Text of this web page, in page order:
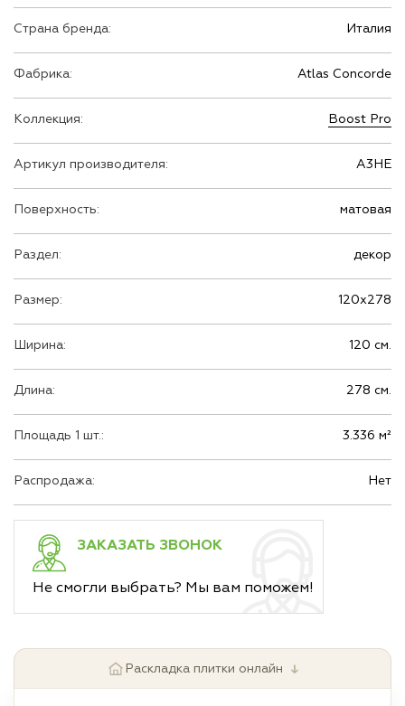
Страна бренда: Италия
Фабрика: Atlas Concorde
Коллекция: Boost Pro
Артикул производителя: A3HE
Поверхность: матовая
Раздел: декор
Размер: 120х278
Ширина: 120 см.
Длина: 278 см.
Площадь 1 шт.: 3.336 м²
Распродажа: Нет
ЗАКАЗАТЬ ЗВОНОК
Не смогли выбрать? Мы вам поможем!
Раскладка плитки онлайн ↓